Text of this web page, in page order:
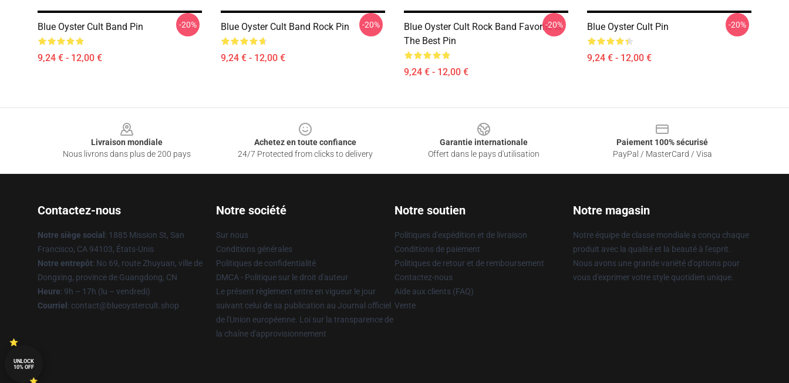
Blue Oyster Cult Band Pin
9,24 € - 12,00 €
-20% Blue Oyster Cult Band Rock Pin
9,24 € - 12,00 €
-20%
Blue Oyster Cult Rock Band Favorite Is
The Best Pin
9,24 € - 12,00 €
-20% Blue Oyster Cult Pin
9,24 € - 12,00 €
-20%
Livraison mondiale
Nous livrons dans plus de 200 pays
Achetez en toute confiance
24/7 Protected from clicks to delivery
Garantie internationale
Offert dans le pays d'utilisation
Paiement 100% sécurisé
PayPal / MasterCard / Visa
Contactez-nous
Notre siège social : 1885 Mission St, San
Francisco, CA 94103, États-Unis
Notre entrepôt: No 69, route Zhuyuan, ville de
Dongxing, province de Guangdong, CN
Heure: 9h – 17h (lu – vendredi)
Courriel : contact@blueoystercult.shop
Notre société
Sur nous
Conditions générales
Politiques de confidentialité
DMCA - Politique sur le droit d'auteur
Le présent règlement entre en vigueur le jour
suivant celui de sa publication au Journal officiel
de l'Union européenne. Loi sur la transparence de
la chaîne d'approvisionnement
Notre soutien
Politiques d'expédition et de livraison
Conditions de paiement
Politiques de retour et de remboursement
Contactez-nous
Aide aux clients (FAQ)
Vente
Notre magasin
Notre équipe de classe mondiale a conçu chaque
produit avec la qualité et la beauté à l'esprit.
Nous avons une grande variété d'options pour
vous d'exprimer votre style quotidien unique.
UNLOCK
10% OFF